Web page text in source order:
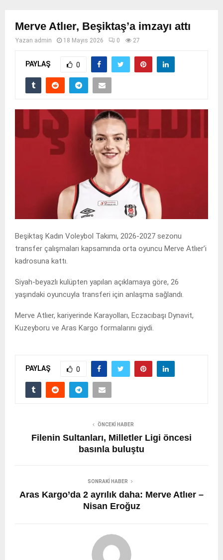
Merve Atlıer, Beşiktaş’a imzayı attı
Yazan admin 18 Mayıs 2026 0 27
PAYLAŞ 0
Beşiktaş Kadın Voleybol Takımı, 2026-2027 sezonu
transfer çalışmaları kapsamında orta oyuncu Merve Atlıer’i
kadrosuna kattı.
Siyah-beyazlı kulüpten yapılan açıklamaya göre, 26
yaşındaki oyuncuyla transferi için anlaşma sağlandı.
Merve Atlıer, kariyerinde Karayolları, Eczacıbaşı Dynavit,
Kuzeyboru ve Aras Kargo formalarını giydi.
PAYLAŞ 0
ÖNCEKI HABER
Filenin Sultanları, Milletler Ligi öncesi
basınla buluştu
SONRAKI HABER
Aras Kargo’da 2 ayrılık daha: Merve Atlıer –
Nisan Eroğuz